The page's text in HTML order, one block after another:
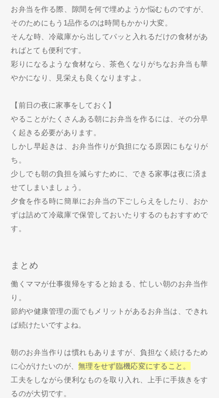
お弁当を作る際、隙間を何で埋めようか悩むものですが、
そのためにもう1品作るのは時間もかかり大変。
そんな時、冷蔵庫から出してパッと入れるだけの食材があ
ればとても便利です。
彩りになるような食材なら、茶色くなりがちなお弁当も華
やかになり、見栄えも良くなりますよ。
【前日の夜に家事をしておく】
やることがたくさんある朝にお弁当を作るには、その分早
く起きる必要があります。
しかし早起きは、お弁当作りが負担になる原因にもなりが
ち。
少しでも朝の負担を減らすために、できる家事は夜に済ま
せてしまいましょう。
夕食を作る時に簡単にお弁当の下ごしらえをしたり、おか
ずは詰めて冷蔵庫で保管しておいたりするのもおすすめで
す。
まとめ
働くママが仕事復帰をすると始まる、忙しい朝のお弁当作
り。
節約や健康管理の面でもメリットがあるお弁当は、できれ
ば続けたいですよね。
朝のお弁当作りは慣れもありますが、負担なく続けるため
に心がけたいのが、無理をせず臨機応変にすること。
工夫をしながら便利なものを取り入れ、上手に手抜きをす
るのが大切です。